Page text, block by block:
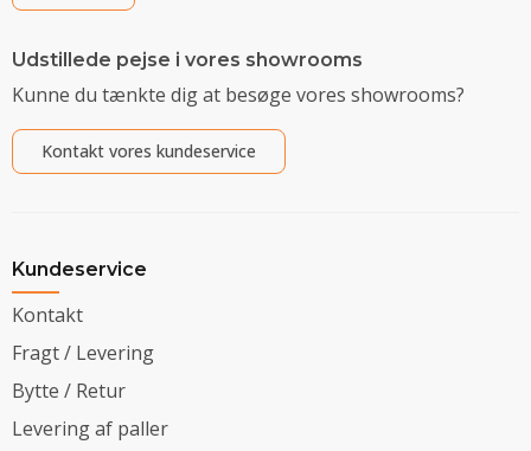
Udstillede pejse i vores showrooms
Kunne du tænkte dig at besøge vores showrooms?
Kontakt vores kundeservice
Kundeservice
Kontakt
Fragt / Levering
Bytte / Retur
Levering af paller